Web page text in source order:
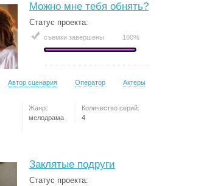
Можно мне тебя обнять?
Статус проекта:
съемки завершены 100%
Автор сценария Оператор Актеры
Жанр:
мелодрама
Количество серий:
4
Заклятые подруги
Статус проекта: